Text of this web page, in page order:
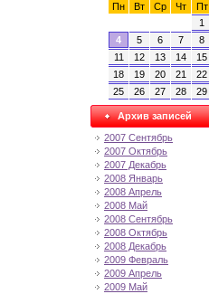
Пн
Вт Ср Чт Пт
1
4
5 6 7 8
11
12 13 14 15
18
19 20 21 22
25
26 27 28 29
Архив записей
2007 Сентябрь
2007 Октябрь
2007 Декабрь
2008 Январь
2008 Апрель
2008 Май
2008 Сентябрь
2008 Октябрь
2008 Декабрь
2009 Февраль
2009 Апрель
2009 Май